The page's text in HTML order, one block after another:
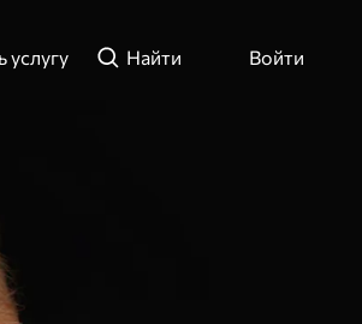
услугу Найти Войти